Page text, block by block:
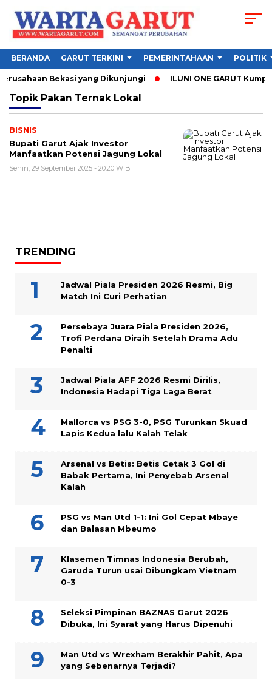
BERANDA GARUT TERKINI PEMERINTAHAAN POLITIK
Bekasi yang Dikunjungi ILUNI ONE GARUT
Topik Pakan Ternak Lokal
BISNIS
Bupati Garut Ajak Investor
Manfaatkan Potensi Jagung Lokal
Senin, 29 September 2025 - 20:20 WIB
TRENDING
Jadwal Piala Presiden 2026 Resmi, Big
Match Ini Curi Perhatian
Persebaya Juara Piala Presiden 2026,
Trofi Perdana Diraih Setelah Drama Adu
Penalti
Jadwal Piala AFF 2026 Resmi Dirilis,
Indonesia Hadapi Tiga Laga Berat
Mallorca vs PSG 3-0, PSG Turunkan Skuad
Lapis Kedua lalu Kalah Telak
Arsenal vs Betis: Betis Cetak 3 Gol di
Babak Pertama, Ini Penyebab Arsenal
Kalah
PSG vs Man Utd 1-1: Ini Gol Cepat Mbaye
dan Balasan Mbeumo
Klasemen Timnas Indonesia Berubah,
Garuda Turun usai Dibungkam Vietnam
0-3
Seleksi Pimpinan BAZNAS Garut 2026
Dibuka, Ini Syarat yang Harus Dipenuhi
Man Utd vs Wrexham Berakhir Pahit, Apa
yang Sebenarnya Terjadi?